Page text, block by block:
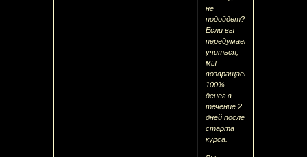
не
подойдет?
Если вы
передумаете
учиться,
мы
возвращаем
100%
денег в
течение 2
дней после
старта
курса.